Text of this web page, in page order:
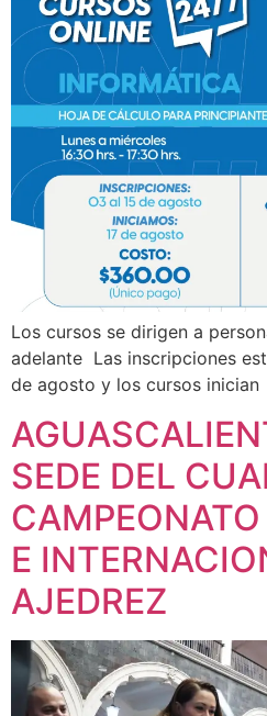
Los cursos se dirigen a
adelante Las inscripciones
de agosto y los cursos inician
SEDE DEL
E
AJEDREZ